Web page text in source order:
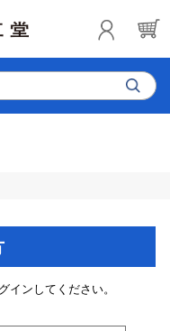
インしてください。